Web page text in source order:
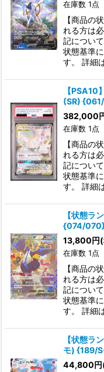
在庫数 1点
【商品の
れる方は
記につい
状態基準
す。 詳細
【PSA10
(SR)
382,000
在庫数 1点
【商品の
れる方は
記につい
状態基準
す。 詳細
【状態ラ
{074/070}
13,800円
在庫数 1点
【商品の
れる方は
記につい
状態基準
す。 詳細
【状態ラ
モ) {189/
44,800円